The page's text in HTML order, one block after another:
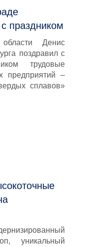
праздником
области Денис
поздравил с
трудовые
предприятий –
сплавов»
уникальный